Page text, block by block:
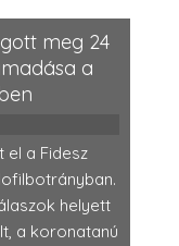
meg 24
a
a Fidesz
helyett
a koronatanú